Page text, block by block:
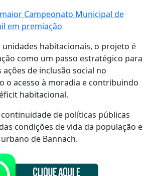
Campeonato Municipal de
em premiação
habitacionais, o projeto é
como um passo estratégico para
de inclusão social no
o acesso à moradia e contribuindo
habitacional.
de políticas públicas
condições de vida da população e
de Bannach.